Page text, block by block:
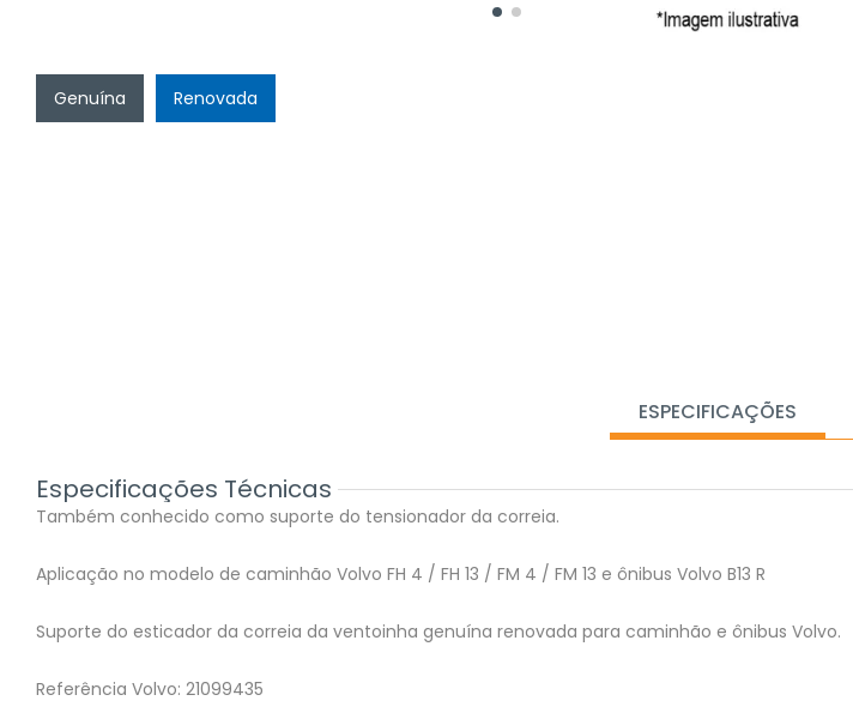
Genuína Renovada
ESPECIFICAÇÕES
Especificações Técnicas
Também conhecido como suporte do tensionador da correia.
Aplicação no modelo de caminhão Volvo FH 4 / FH 13 / FM 4 / FM 13 e ônibus Volvo B13 R
Suporte do esticador da correia da ventoinha genuína renovada para caminhão e ônibus Volvo.
Referência Volvo: 21099435